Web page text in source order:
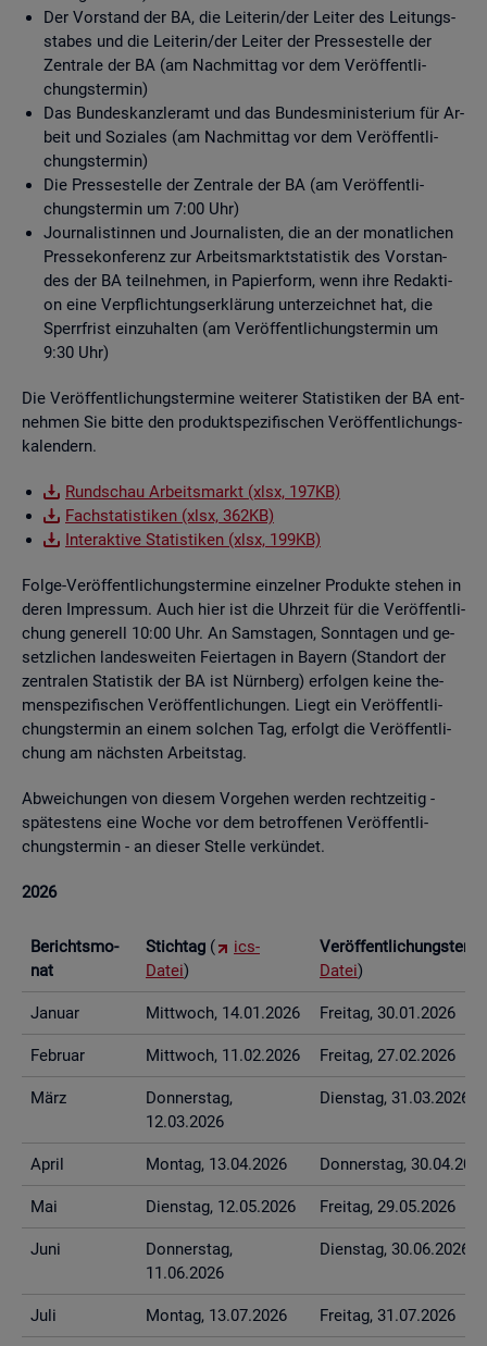
Der Vor­stand der BA, die Lei­te­rin/der Lei­ter des Lei­tungs­
sta­bes und die Lei­te­rin/der Lei­ter der Pres­se­stel­le der
Zen­tra­le der BA (am Nach­mit­tag vor dem Ver­öf­fent­li­
chungs­ter­min)
Das Bun­des­kanz­ler­amt und das Bun­des­mi­nis­te­ri­um für Ar­
beit und So­zia­les (am Nach­mit­tag vor dem Ver­öf­fent­li­
chungs­ter­min)
Die Pres­se­stel­le der Zen­tra­le der BA (am Ver­öf­fent­li­
chungs­ter­min um 7:00 Uhr)
Jour­na­lis­tin­nen und Jour­na­lis­ten, die an der mo­nat­li­chen
Pres­se­kon­fe­renz zur Ar­beits­markt­sta­tis­tik des Vor­stan­
des der BA teil­neh­men, in Pa­pier­form, wenn ihre Re­dak­ti­
on eine Ver­pflich­tungs­er­klä­rung un­ter­zeich­net hat, die
Sperr­frist ein­zu­hal­ten (am Ver­öf­fent­li­chungs­ter­min um
9:30 Uhr)
Die Ver­öf­fent­li­chungs­ter­mi­ne wei­te­rer Sta­tis­ti­ken der BA ent­
neh­men Sie bitte den pro­dukt­spe­zi­fi­schen Ver­öf­fent­li­chungs­
ka­len­dern.
Rund­schau Ar­beits­markt (xlsx, 197KB)
Fach­sta­tis­ti­ken (xlsx, 362KB)
In­ter­ak­ti­ve Sta­tis­ti­ken (xlsx, 199KB)
Folge-Ver­öf­fent­li­chungs­ter­mi­ne ein­zel­ner Pro­duk­te ste­hen in
deren Im­pres­sum. Auch hier ist die Uhr­zeit für die Ver­öf­fent­li­
chung ge­ne­rell 10:00 Uhr. An Sams­ta­gen, Sonn­ta­gen und ge­
setz­li­chen lan­des­wei­ten Fei­er­ta­gen in Bay­ern (Stand­ort der
zen­tra­len Sta­tis­tik der BA ist Nürn­berg) er­fol­gen keine the­
men­spe­zi­fi­schen Ver­öf­fent­li­chun­gen. Liegt ein Ver­öf­fent­li­
chungs­ter­min an einem sol­chen Tag, er­folgt die Ver­öf­fent­li­
chung am nächs­ten Ar­beits­tag.
Ab­wei­chun­gen von die­sem Vor­ge­hen wer­den recht­zei­tig -
spä­tes­tens eine Woche vor dem be­trof­fe­nen Ver­öf­fent­li­
chungs­ter­min - an die­ser Stel­le ver­kün­det.
2026
Be­richts­mo­
nat
Stich­tag (
ics-
Datei)
Datei)
Ja­nu­ar Mitt­woch, 14.01.2026 Frei­tag, 30.01.2026
Fe­bru­ar Mitt­woch, 11.02.2026 Frei­tag, 27.02.2026
März
Don­ners­tag,
12.03.2026
Diens­tag, 31.03.2026
April Mon­tag, 13.04.2026 Don­ners­tag,
Mai Diens­tag, 12.05.2026 Frei­tag, 29.05.2026
Juni
Don­ners­tag,
11.06.2026
Diens­tag, 30.06.2026
Juli Mon­tag, 13.07.2026 Frei­tag, 31.07.2026